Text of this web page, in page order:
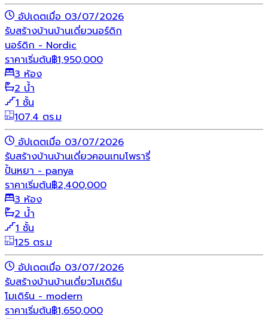
อัปเดตเมื่อ 03/07/2026
รับสร้างบ้านบ้านเดี่ยวนอร์ดิก
นอร์ดิก - Nordic
ราคาเริ่มต้น฿1,950,000
3 ห้อง
2 น้ำ
1 ชั้น
107.4 ตร.ม
อัปเดตเมื่อ 03/07/2026
รับสร้างบ้านบ้านเดี่ยวคอนเทมโพรารี่
ปั้นหยา - panya
ราคาเริ่มต้น฿2,400,000
3 ห้อง
2 น้ำ
1 ชั้น
125 ตร.ม
อัปเดตเมื่อ 03/07/2026
รับสร้างบ้านบ้านเดี่ยวโมเดิร์น
โมเดิร์น - modern
ราคาเริ่มต้น฿1,650,000